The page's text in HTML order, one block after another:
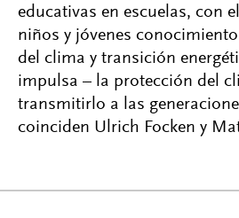
educativas en escuelas, con
niños y jóvenes
del clima y transición
impulsa – la protección del
transmitirlo a las
coinciden Ulrich Focken y